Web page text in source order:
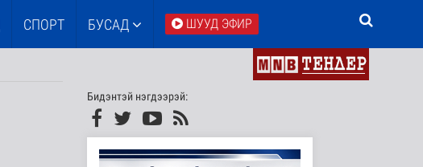
СПОРТ БУСАД ШУУД ЭФИР
Бидэнтэй нэгдээрэй: